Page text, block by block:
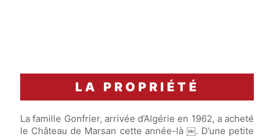
LA PROPRIÉTÉ
La famille Gonfrier, arrivée d’Algérie en 1962, a acheté
le Château de Marsan cette année-là ￼. D’une petite